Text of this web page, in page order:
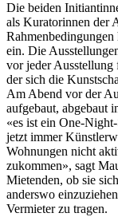
Die beiden
als Kuratorinnen der
ein. Die
vor jeder Ausstellung
der sich die
Am Abend vor der
aufgebaut, abgebaut
«es ist ein One-
jetzt immer
Wohnungen nicht
zukommen», sagt
Mietenden, ob sie
anderswo
Vermieter zu tragen.